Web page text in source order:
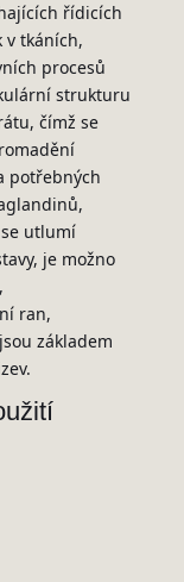
řídicích
v tkáních,
procesů
strukturu
čímž se
potřebných
utlumí
je možno
ran,
základem